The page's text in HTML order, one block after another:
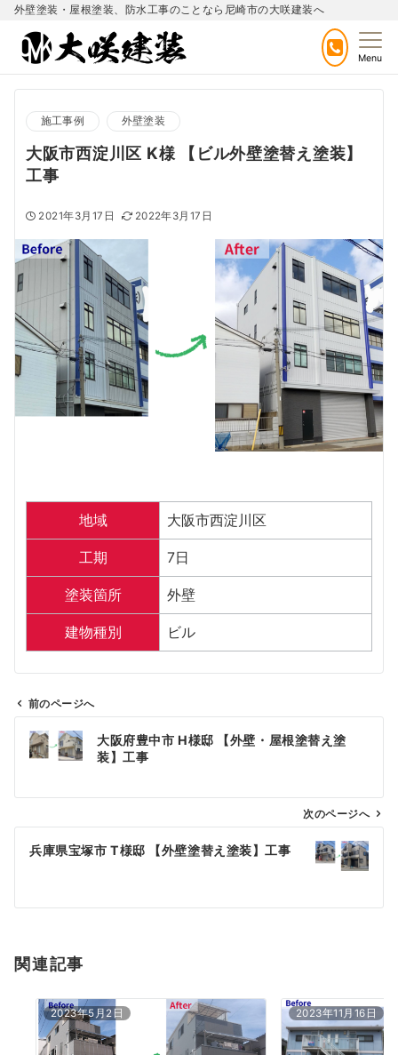
外壁塗装・屋根塗装、防水工事のことなら尼崎市の大咲建装へ
Menu
施工事例 外壁塗装
大阪市西淀川区 K様 【ビル外壁塗替え塗装】
工事
2021年3月17日 2022年3月17日
地域 大阪市西淀川区
工期 7日
塗装箇所 外壁
建物種別 ビル
ン
前のページへ
大阪府豊中市 H様邸 【外壁・屋根塗替え塗
装】工事
次のページへ
兵庫県宝塚市 T様邸 【外壁塗替え塗装】工事
関連記事
2023年5月2日 2023年11月16日